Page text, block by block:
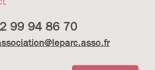
99 94 86 70